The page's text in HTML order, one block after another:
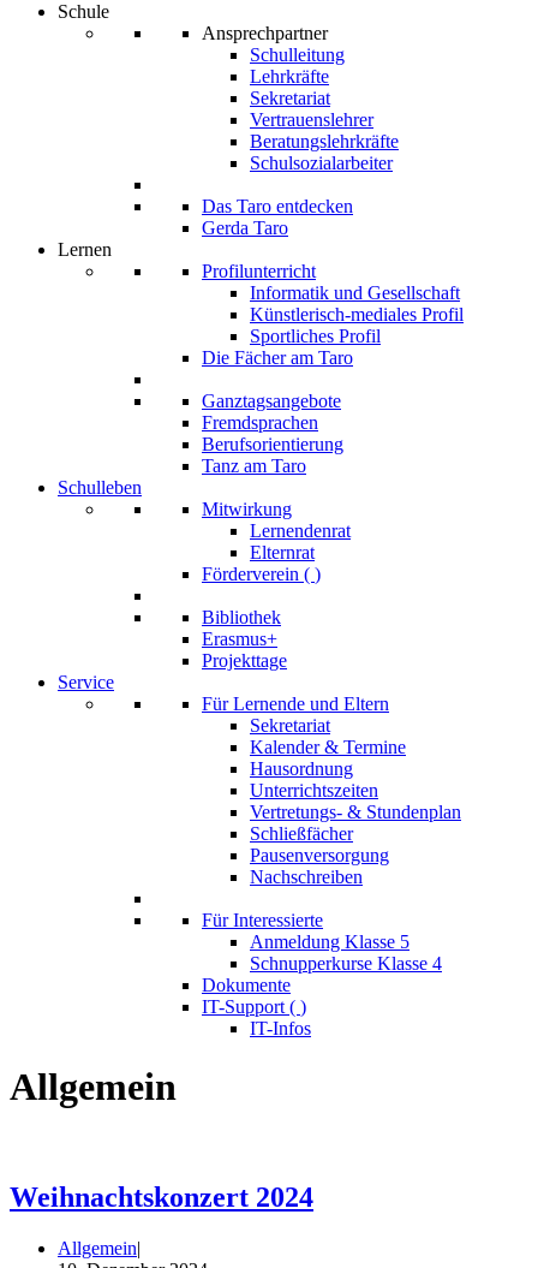
Schule
Ansprechpartner
Schulleitung
Lehrkräfte
Sekretariat
Vertrauenslehrer
Beratungslehrkräfte
Schulsozialarbeiter
Das Taro entdecken
Gerda Taro
Lernen
Profilunterricht
Informatik und Gesellschaft
Künstlerisch-mediales Profil
Sportliches Profil
Die Fächer am Taro
Ganztagsangebote
Fremdsprachen
Berufsorientierung
Tanz am Taro
Schulleben
Mitwirkung
Lernendenrat
Elternrat
Förderverein ( )
Bibliothek
Erasmus+
Projekttage
Service
Für Lernende und Eltern
Sekretariat
Kalender & Termine
Hausordnung
Unterrichtszeiten
Vertretungs- & Stundenplan
Schließfächer
Pausenversorgung
Nachschreiben
Für Interessierte
Anmeldung Klasse 5
Schnupperkurse Klasse 4
Dokumente
IT-Support ( )
IT-Infos
Allgemein
Weihnachtskonzert 2024
Allgemein